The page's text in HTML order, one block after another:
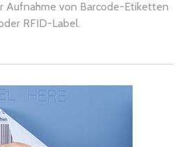
Aufnahme von Barcode-Etiketten
RFID-Label.